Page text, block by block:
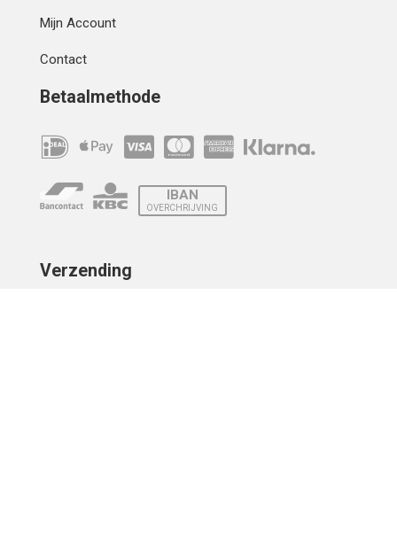
Mijn Account
Contact
Betaalmethode
IBAN
OVERCHRIJVING
Verzending